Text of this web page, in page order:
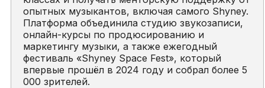
опытных музыкантов, включая самого Shyney.
Платформа объединила студию звукозаписи,
онлайн-курсы по продюсированию и
маркетингу музыки, а также ежегодный
фестиваль «Shyney Space Fest», который
впервые прошёл в 2024 году и собрал более 5
000 зрителей.